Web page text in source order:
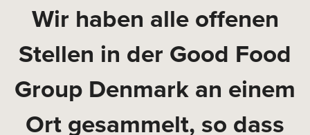
Wir haben alle offenen
Stellen in der Good Food
Group Denmark an einem
Ort gesammelt, so dass